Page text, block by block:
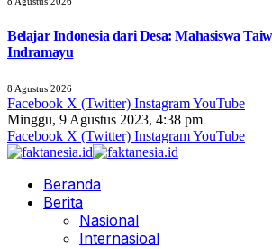
Belajar Indonesia dari Desa: Mahasiswa
Indramayu
8 Agustus 2026
Facebook X (Twitter) InstagramYouTube
Minggu, 9 Agustus 2023, 4:38 pm
Facebook X (Twitter) InstagramYouTube
Beranda
Berita
Nasional
Internasioal